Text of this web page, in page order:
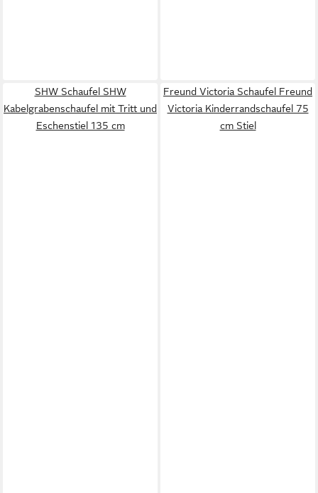
SHW Schaufel SHW
Kabelgrabenschaufel mit Tritt und
Eschenstiel 135 cm
Freund Victoria Schaufel Freund
Victoria Kinderrandschaufel 75
cm Stiel